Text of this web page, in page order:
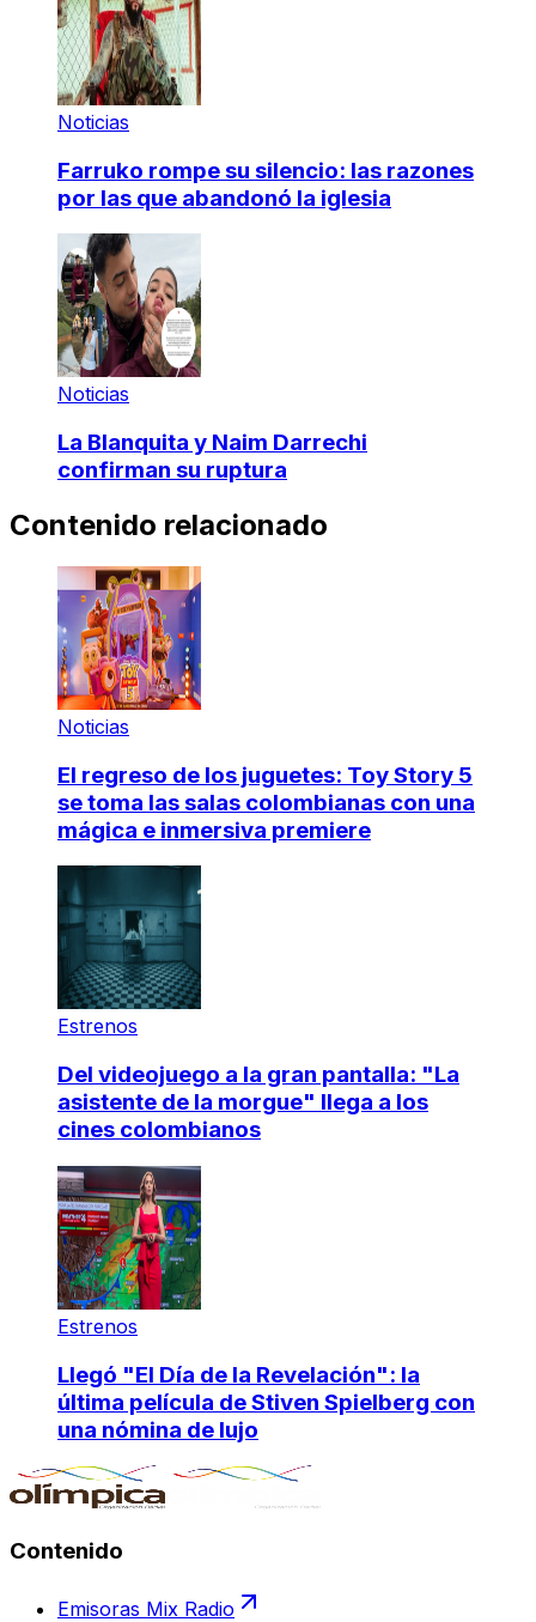
Noticias
Farruko rompe su silencio: las razones
por las que abandonó la iglesia
Noticias
La Blanquita y Naim Darrechi
confirman su ruptura
Contenido relacionado
Noticias
El regreso de los juguetes: Toy Story 5
se toma las salas colombianas con una
mágica e inmersiva premiere
Estrenos
Del videojuego a la gran pantalla: "La
asistente de la morgue" llega a los
cines colombianos
Estrenos
Llegó "El Día de la Revelación": la
última película de Stiven Spielberg con
una nómina de lujo
Contenido
Emisoras Mix Radio